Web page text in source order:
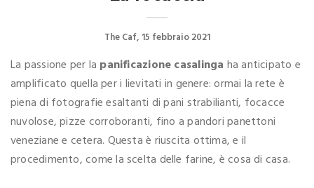
The Caf 15 febbraio 2021
La passione per la panificazione casalinga ha anticipato e
amplificato quella per i lievitati in genere: ormai la rete è
piena di fotografie esaltanti di pani strabilianti, focacce
nuvolose, pizze corroboranti, fino a pandori panettoni
veneziane e cetera. Questa è riuscita ottima, e il
procedimento, come la scelta delle farine, è cosa di casa.